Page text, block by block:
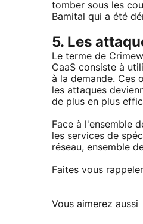
tomber sous les
Bamital qui a été
5. Les
Le terme de
CaaS consiste à
à la demande. Ces
les attaques
de plus en plus
Face à l'ensemble
les services de
réseau, ensemble
Faites vous
Vous aimerez aussi